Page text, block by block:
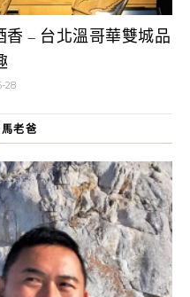
– 台北溫哥華雙城品
28
老爸